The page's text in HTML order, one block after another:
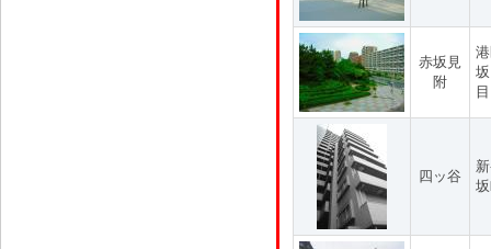
赤坂見
附
目
四ッ谷